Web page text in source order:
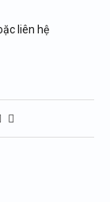
liên hệ